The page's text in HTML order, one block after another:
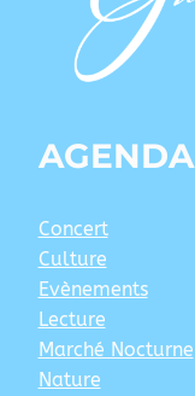
AGENDA
Concert
Culture
Evènements
Lecture
Marché Nocturne
Nature